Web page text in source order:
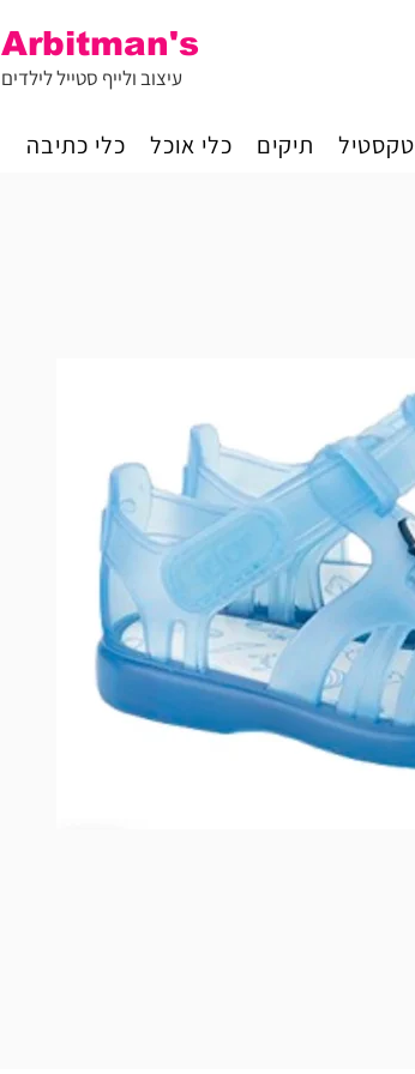
Arbitman's
עיצוב ולייף סטייל לילדים
טקסטיל תיקים כלי אוכל כלי כתיבה